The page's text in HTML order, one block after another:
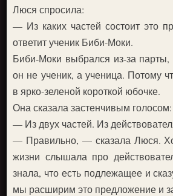
Люся спросила:
— Из каких частей состоит это
ответит ученик Биби-Моки.
Биби-Моки выбрался из-за парты,
он не ученик, а ученица. Потому
в ярко-зеленой короткой юбочке.
Она сказала застенчивым голосом:
— Из двух частей. Из
— Правильно, — сказала Люся.
жизни слышала про
знала, что есть подлежащее и
мы расширим это предложение и